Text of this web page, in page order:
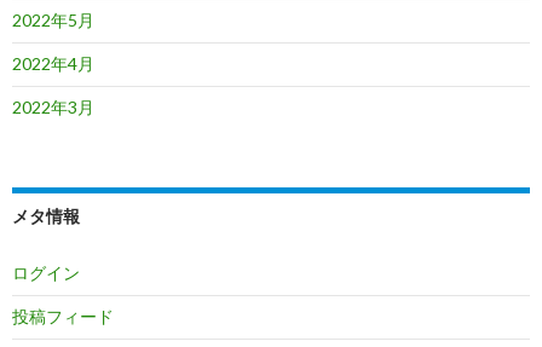
2022年5月
2022年4月
2022年3月
メタ情報
ログイン
投稿フィード